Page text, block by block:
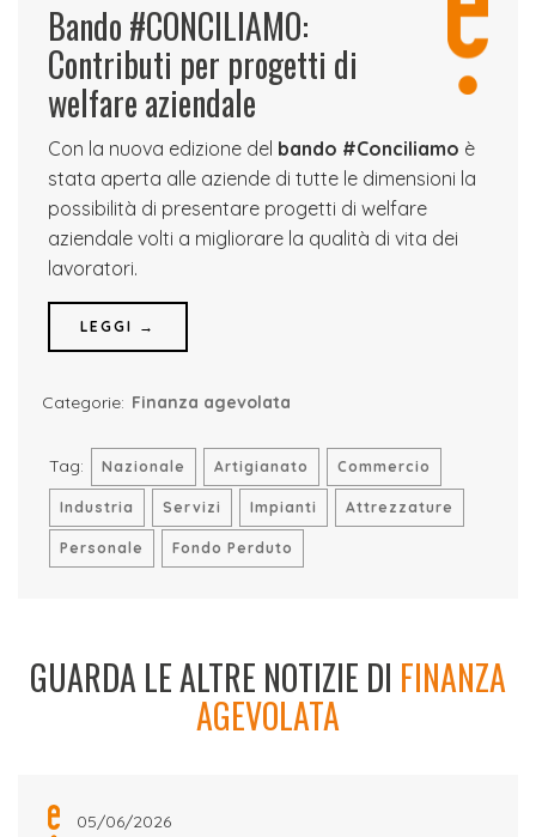
Bando #CONCILIAMO:
Contributi per progetti di
welfare aziendale
Con la nuova edizione del bando #Conciliamo è
stata aperta alle aziende di tutte le dimensioni la
possibilità di presentare progetti di welfare
aziendale volti a migliorare la qualità di vita dei
lavoratori.
LEGGI →
Categorie: Finanza agevolata
Tag: Nazionale Artigianato Commercio
Industria Servizi Impianti Attrezzature
Personale Fondo Perduto
GUARDA LE ALTRE NOTIZIE DI FINANZA
AGEVOLATA
05/06/2026